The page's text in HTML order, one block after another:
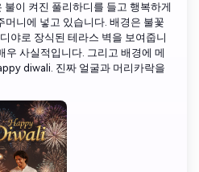
불이 켜진 풀리하디를 들고 행복하게
머니에 넣고 있습니다. 배경은 불꽃
야로 장식된 테라스 벽을 보여줍니
우 사실적입니다. 그리고 배경에 메
diwali. 진짜 얼굴과 머리카락을